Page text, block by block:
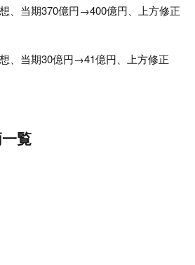
、当期370億円→400億円、上方修正
、当期30億円→41億円、上方修正
覧